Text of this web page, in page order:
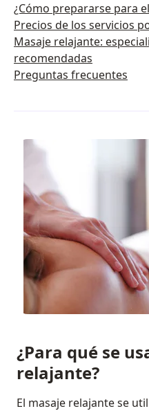
¿Cómo prepararse para
Precios de los servicios
Masaje relajante:
recomendadas
Preguntas frecuentes
¿Para qué se
relajante?
El masaje relajante se